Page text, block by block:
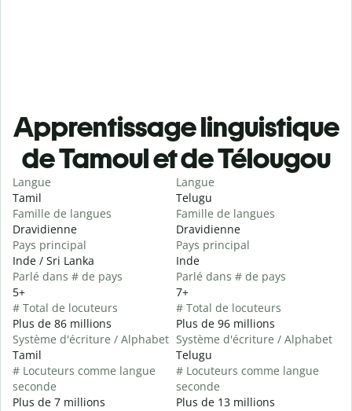
Apprentissage linguistique
de Tamoul et de Télougou
Langue
Tamil
Famille de langues
Dravidienne
Pays principal
Inde / Sri Lanka
Parlé dans # de pays
5+
# Total de locuteurs
Plus de 86 millions
Système d'écriture / Alphabet
Tamil
# Locuteurs comme langue
seconde
Plus de 7 millions
Langue
Telugu
Famille de langues
Dravidienne
Pays principal
Inde
Parlé dans # de pays
7+
# Total de locuteurs
Plus de 96 millions
Système d'écriture / Alphabet
Telugu
# Locuteurs comme langue
seconde
Plus de 13 millions